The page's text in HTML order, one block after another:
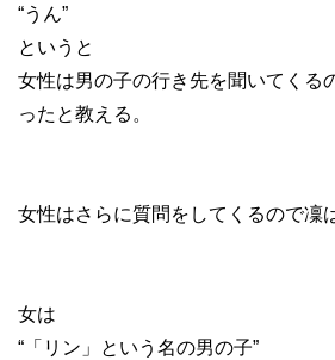
“うん”
というと
女性は男の子の行き先を聞いてくる
ったと教える。
女性はさらに質問をしてくるので凜
女は
“「リン」という名の男の子”